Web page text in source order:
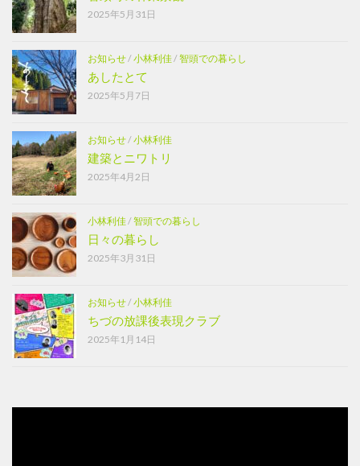
2025年5月31日
お知らせ/小林利佳/智頭での暮らし
あしたとて
2025年5月7日
お知らせ/小林利佳
建築とニワトリ
2025年4月2日
小林利佳/智頭での暮らし
日々の暮らし
2025年3月31日
お知らせ/小林利佳
ちづの放課後表現クラブ
2025年1月14日